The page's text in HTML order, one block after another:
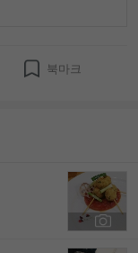
북마크